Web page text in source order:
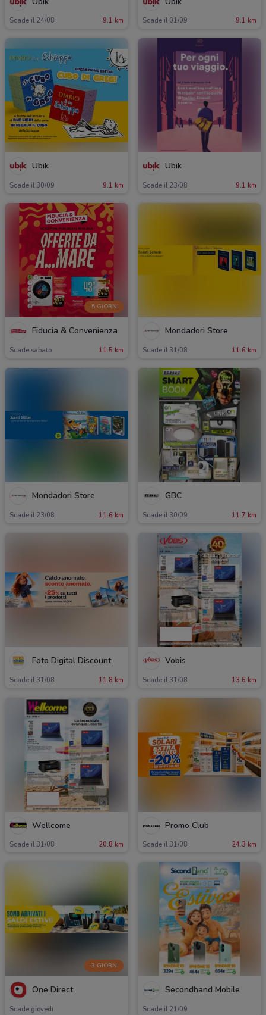
Scade il 24/08 9.1 km Scade il 01/09 9.1 km
Ubik
Scade il 30/09 9.1 km
Ubik
Scade il 23/08 9.1 km
-5 GIORNI
Fiducia & Convenienza
Scade sabato 11.5 km
Mondadori Store
Scade il 31/08 11.6 km
Mondadori Store
Scade il 23/08 11.6 km
GBC
Scade il 30/09 11.7 km
Foto Digital Discount
Scade il 31/08 11.8 km
Vobis
Scade il 31/08 13.6 km
Wellcome
Scade il 31/08 20.8 km
Promo Club
Scade il 31/08 24.3 km
-3 GIORNI
One Direct
Scade giovedì
Secondhand Mobile
Scade il 21/09